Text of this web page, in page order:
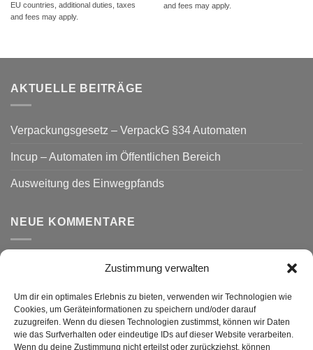
Zustimmung verwalten
Um dir ein optimales Erlebnis zu bieten, verwenden wir Technologien wie
Cookies, um Geräteinformationen zu speichern und/oder darauf
zuzugreifen. Wenn du diesen Technologien zustimmst, können wir Daten
wie das Surfverhalten oder eindeutige IDs auf dieser Website verarbeiten.
Wenn du deine Zustimmung nicht erteilst oder zurückziehst, können
EU countries, additional duties, taxes
and fees may apply.
and fees may apply.
AKTUELLE BEITRÄGE
Verpackungsgesetz – VerpackG §34 Automaten
Incup – Automaten im Öffentlichen Bereich
Ausweitung des Einwegpfands
NEUE KOMMENTARE